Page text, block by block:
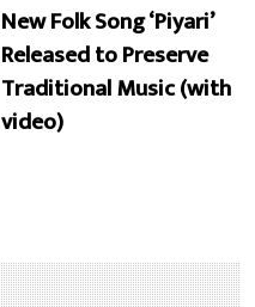
New Folk Song ‘Piyari’
Released to Preserve
Traditional Music (with
video)